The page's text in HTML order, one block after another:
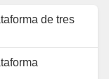
de tres